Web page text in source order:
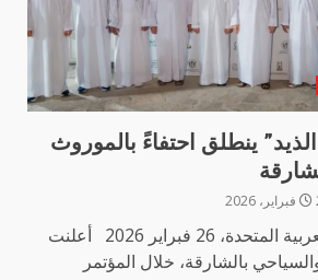
ينطلق احتفاءً بالموروث
الشارقة، الإمارات العربية المتحدة، 26 فبراير 2026 أعلنت
بالشارقة، خلال المؤتمر